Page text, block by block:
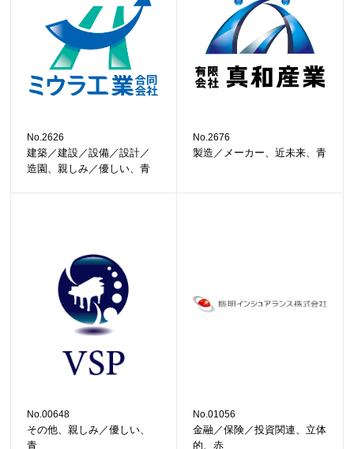
No.2626
建築／建設／設備／設計／
造園、親しみ／優しい、青
No.2676
製造／メーカー、近未来、青
No.00648
その他、親しみ／優しい、
青
No.01056
金融／保険／投資関連、立体
的、赤